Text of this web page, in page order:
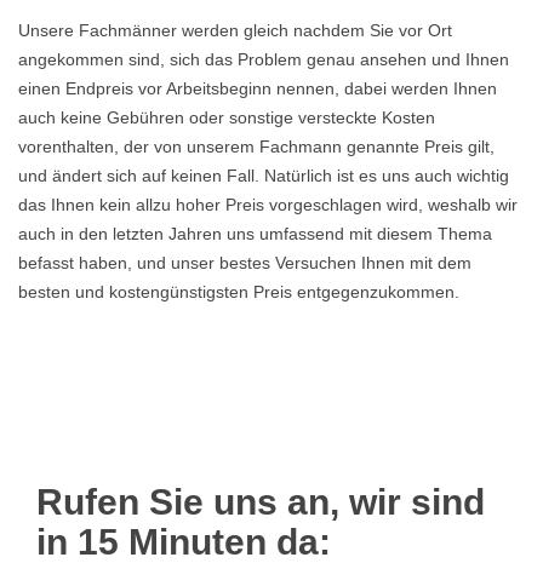
Unsere Fachmänner werden gleich nachdem Sie vor Ort
angekommen sind, sich das Problem genau ansehen und Ihnen
einen Endpreis vor Arbeitsbeginn nennen, dabei werden Ihnen
auch keine Gebühren oder sonstige versteckte Kosten
vorenthalten, der von unserem Fachmann genannte Preis gilt,
und ändert sich auf keinen Fall. Natürlich ist es uns auch wichtig
das Ihnen kein allzu hoher Preis vorgeschlagen wird, weshalb wir
auch in den letzten Jahren uns umfassend mit diesem Thema
befasst haben, und unser bestes Versuchen Ihnen mit dem
besten und kostengünstigsten Preis entgegenzukommen.
Rufen Sie uns an, wir sind
in 15 Minuten da: